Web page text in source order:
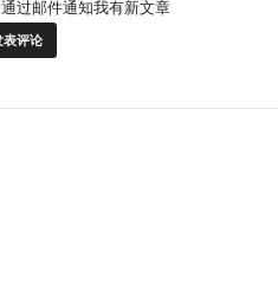
通过邮件通知我有新文章